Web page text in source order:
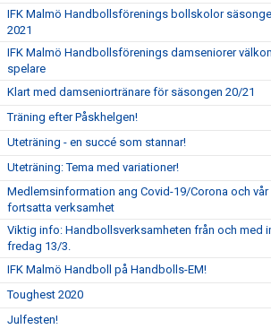
IFK Malmö Handbollsförenings bollskolor
2021
IFK Malmö Handbollsförenings damseniorer
spelare
Klart med damseniortränare för säsongen 20/21
Träning efter Påskhelgen!
Uteträning - en succé som stannar!
Uteträning: Tema med variationer!
Medlemsinformation ang Covid-19/Corona och vår
fortsatta verksamhet
Viktig info: Handbollsverksamheten från och med
fredag 13/3.
IFK Malmö Handboll på Handbolls-EM!
Toughest 2020
Julfesten!